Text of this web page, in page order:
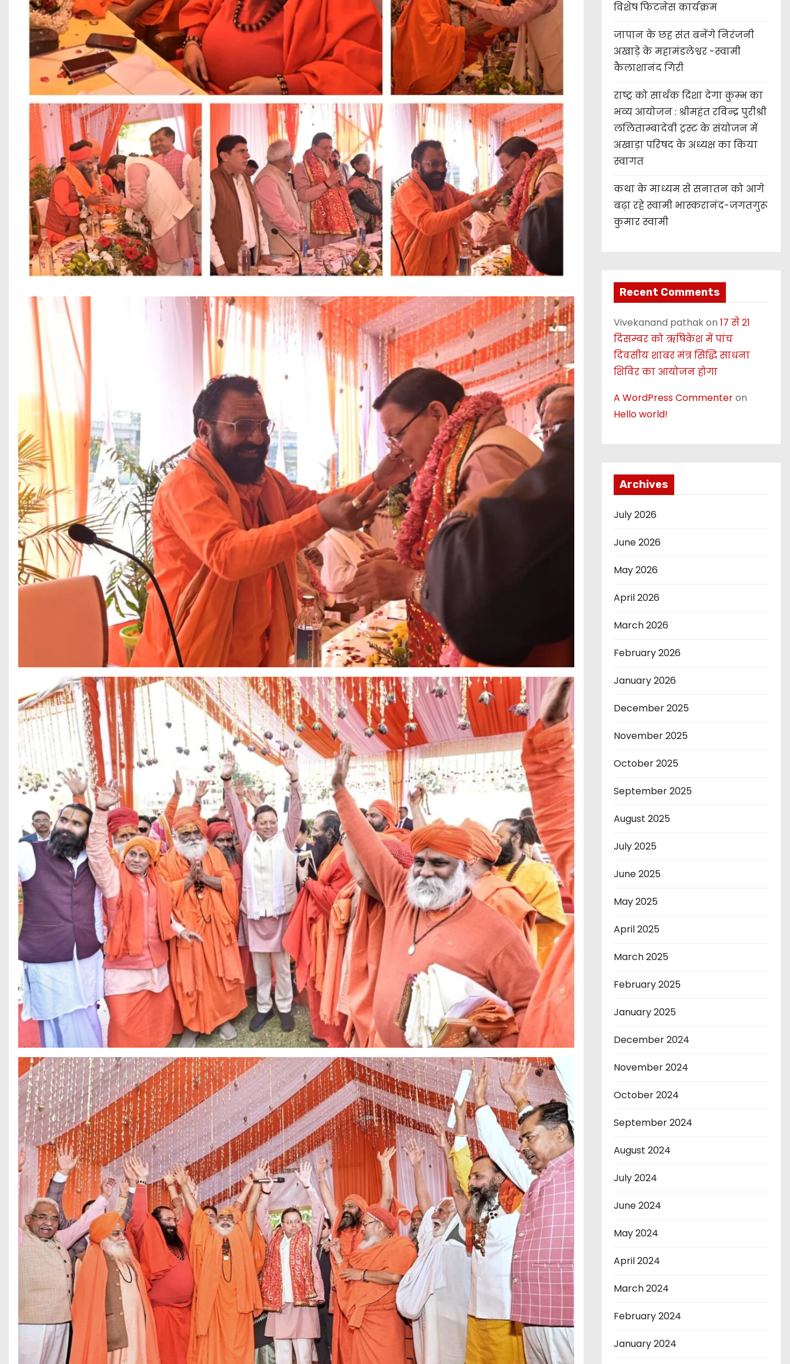
विशेष फिटनेस कार्यक्रम
जापान के छह संत बनेंगे निरंजनी
अखाड़े के महामंडलेश्वर -स्वामी
कैलाशानंद गिरी
राष्ट्र को सार्थक दिशा देगा कुम्भ का
भव्य आयोजन : श्रीमहंत रविन्द्र पुरीश्री
ललिताम्बादेवी ट्रस्ट के संयोजन में
अखाड़ा परिषद के अध्यक्ष का किया
स्वागत
कथा के माध्यम से सनातन को आगे
बढ़ा रहे स्वामी भास्करानंद-जगतगुरू
कुमार स्वामी
Recent Comments
Vivekanand pathakon 17 से 21
दिसम्बर को ऋषिकेश में पांच
दिवसीय शाबर मंत्र सिद्धि साधना
शिविर का आयोजन होगा
A WordPress Commenteron
Hello world!
Archives
July 2026
June 2026
May 2026
April 2026
March 2026
February 2026
January 2026
December 2025
November 2025
October 2025
September 2025
August 2025
July 2025
June 2025
May 2025
April 2025
March 2025
February 2025
January 2025
December 2024
November 2024
October 2024
September 2024
August 2024
July 2024
June 2024
May 2024
April 2024
March 2024
February 2024
January 2024